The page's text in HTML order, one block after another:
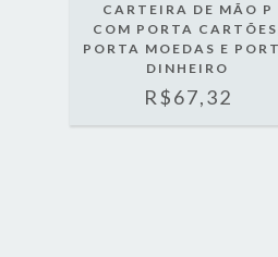
CARTEIRA DE MÃO P
COM PORTA
PORTA MOEDAS E
DINHEIRO
R$67,32